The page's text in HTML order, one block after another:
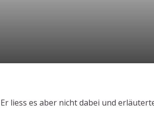
liess es aber nicht dabei und